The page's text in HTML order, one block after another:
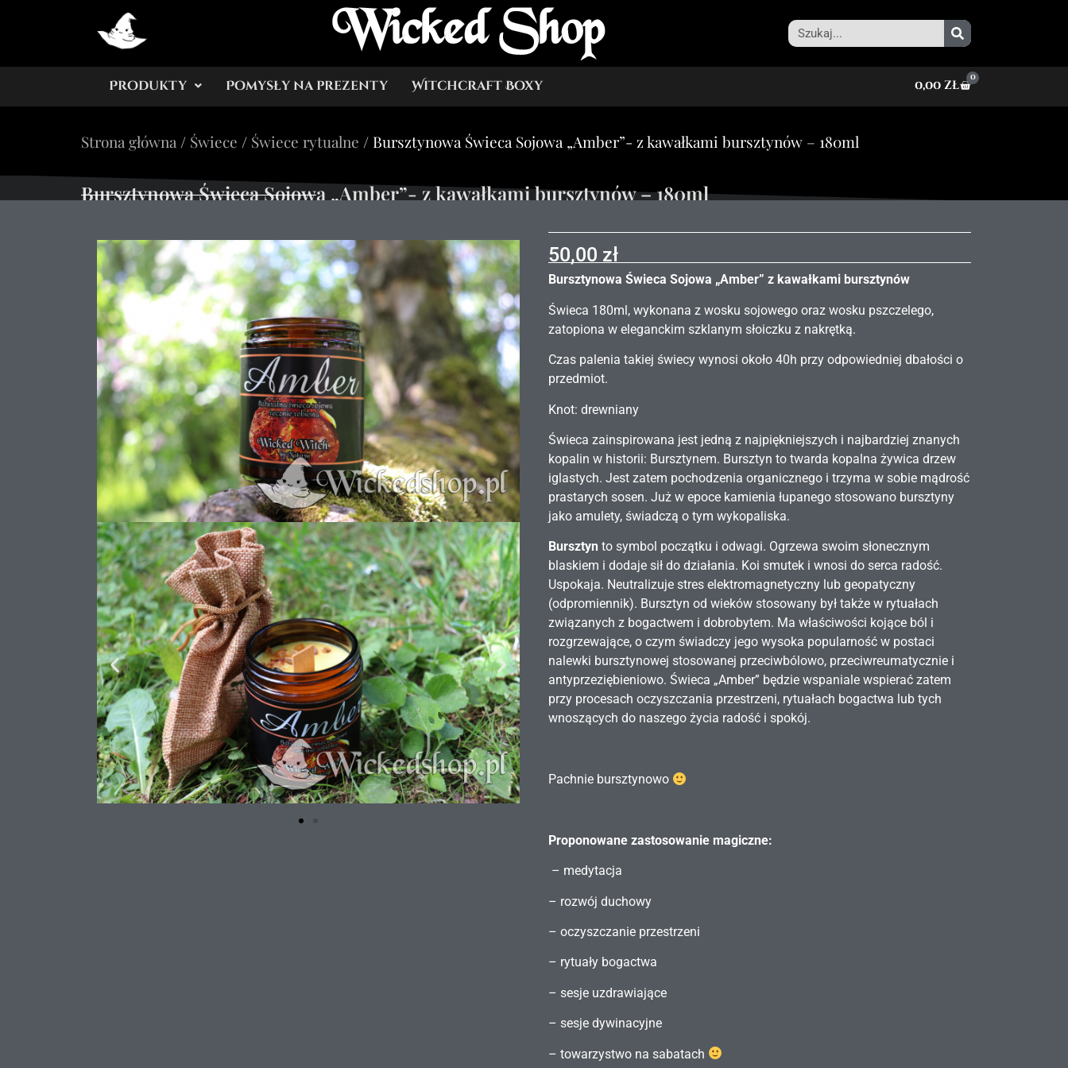
Wicked Shop
Produkty Pomysły na prezenty Witchcraft Boxy 0,00zł 0
Strona główna / Świece / Świece rytualne / Bursztynowa Świeca Sojowa „Amber”- z kawałkami bursztynów – 180ml
Bursztynowa Świeca Sojowa „Amber”- z kawałkami bursztynów – 180ml
50,00 zł
Bursztynowa Świeca Sojowa „Amber” z kawałkami bursztynów
Świeca 180ml, wykonana z wosku sojowego oraz wosku pszczelego,
zatopiona w eleganckim szklanym słoiczku z nakrętką.
Czas palenia takiej świecy wynosi około 40h przy odpowiedniej dbałości o
przedmiot.
Knot: drewniany
Świeca zainspirowana jest jedną z najpiękniejszych i najbardziej znanych
kopalin w historii: Bursztynem. Bursztyn to twarda kopalna żywica drzew
iglastych. Jest zatem pochodzenia organicznego i trzyma w sobie mądrość
prastarych sosen. Już w epoce kamienia łupanego stosowano bursztyny
jako amulety, świadczą o tym wykopaliska.
Bursztyn to symbol początku i odwagi. Ogrzewa swoim słonecznym
blaskiem i dodaje sił do działania. Koi smutek i wnosi do serca radość.
Uspokaja. Neutralizuje stres elektromagnetyczny lub geopatyczny
(odpromiennik). Bursztyn od wieków stosowany był także w rytuałach
związanych z bogactwem i dobrobytem. Ma właściwości kojące ból i
rozgrzewające, o czym świadczy jego wysoka popularność w postaci
nalewki bursztynowej stosowanej przeciwbólowo, przeciwreumatycznie i
antyprzeziębieniowo. Świeca „Amber” będzie wspaniale wspierać zatem
przy procesach oczyszczania przestrzeni, rytuałach bogactwa lub tych
wnoszących do naszego życia radość i spokój.
Pachnie bursztynowo
Proponowane zastosowanie magiczne:
– medytacja
– rozwój duchowy
– oczyszczanie przestrzeni
– rytuały bogactwa
– sesje uzdrawiające
– sesje dywinacyjne
– towarzystwo na sabatach